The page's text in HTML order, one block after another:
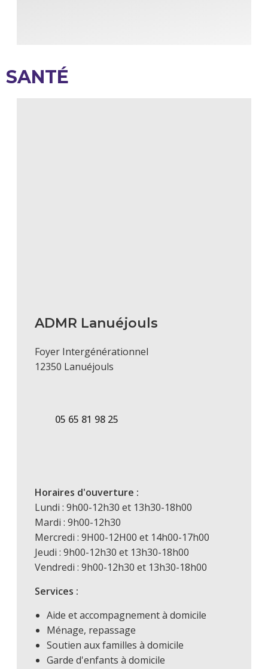
SANTÉ
ADMR Lanuéjouls
Foyer Intergénérationnel
12350 Lanuéjouls
05 65 81 98 25
Horaires d'ouverture :
Lundi : 9h00-12h30 et 13h30-18h00
Mardi : 9h00-12h30
Mercredi : 9H00-12H00 et 14h00-17h00
Jeudi : 9h00-12h30 et 13h30-18h00
Vendredi : 9h00-12h30 et 13h30-18h00
Services :
Aide et accompagnement à domicile
Ménage, repassage
Soutien aux familles à domicile
Garde d'enfants à domicile